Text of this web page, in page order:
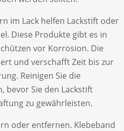
im Lack helfen Lackstift oder
Diese Produkte gibt es in
vor Korrosion. Die
und verschafft Zeit bis zur
Reinigen Sie die
bevor Sie den Lackstift
zu gewährleisten.
oder entfernen. Klebeband